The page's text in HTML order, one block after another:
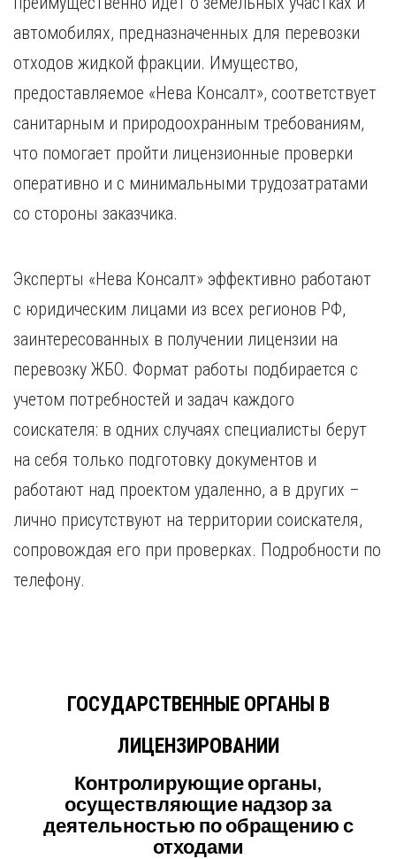
автомобилях, предназначенных для перевозки
отходов жидкой фракции. Имущество,
предоставляемое «Нева Консалт», соответствует
санитарным и природоохранным требованиям,
что помогает пройти лицензионные проверки
оперативно и с минимальными трудозатратами
со стороны заказчика.
Эксперты «Нева Консалт» эффективно работают
с юридическим лицами из всех регионов РФ,
заинтересованных в получении лицензии на
перевозку ЖБО. Формат работы подбирается с
учетом потребностей и задач каждого
соискателя: в одних случаях специалисты берут
на себя только подготовку документов и
работают над проектом удаленно, а в других –
лично присутствуют на территории соискателя,
сопровождая его при проверках. Подробности по
телефону.
ГОСУДАРСТВЕННЫЕ ОРГАНЫ В
ЛИЦЕНЗИРОВАНИИ
Контролирующие органы,
осуществляющие надзор за
деятельностью по обращению с
отходами